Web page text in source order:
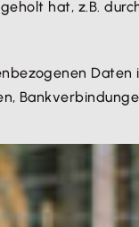
hat, z.B.
Daten